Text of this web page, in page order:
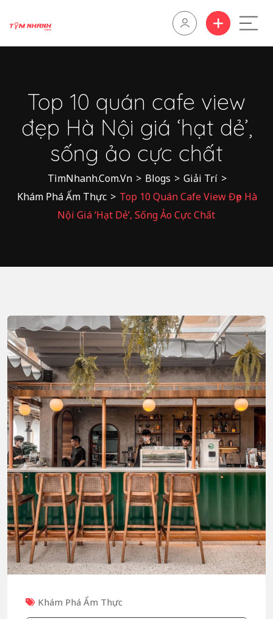
Top 10 quán cafe view
đẹp Hà Nội giá ‘hạt dẻ’,
sống ảo cực chất
TìmNhanh.Com.Vn > Blogs > Giải Trí >
Khám Phá Ẩm Thực > Top 10 Quán Cafe View Đẹp Hà
Nội Giá ‘hạt Dẻ’, Sống Ảo Cực Chất
Khám Phá Ẩm Thực